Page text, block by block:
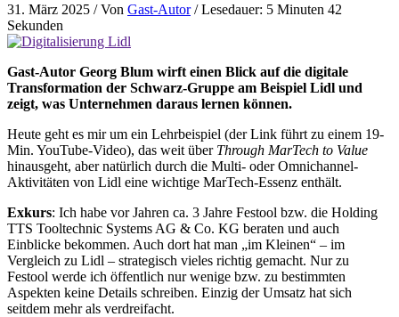
31. März 2025 / Von Gast-Autor/ Lesedauer: 5 Minuten 42
Sekunden
Gast-Autor Georg Blum wirft einen Blick auf die digitale
Transformation der Schwarz-Gruppe am Beispiel Lidl und
zeigt, was Unternehmen daraus lernen können.
Heute geht es mir um ein Lehrbeispiel (der Link führt zu einem 19-
Min. YouTube-Video), das weit über Through MarTech to Value
hinausgeht, aber natürlich durch die Multi- oder Omnichannel-
Aktivitäten von Lidl eine wichtige MarTech-Essenz enthält.
Exkurs: Ich habe vor Jahren ca. 3 Jahre Festool bzw. die Holding
TTS Tooltechnic Systems AG & Co. KG beraten und auch
Einblicke bekommen. Auch dort hat man „im Kleinen“ – im
Vergleich zu Lidl – strategisch vieles richtig gemacht. Nur zu
Festool werde ich öffentlich nur wenige bzw. zu bestimmten
Aspekten keine Details schreiben. Einzig der Umsatz hat sich
seitdem mehr als verdreifacht.